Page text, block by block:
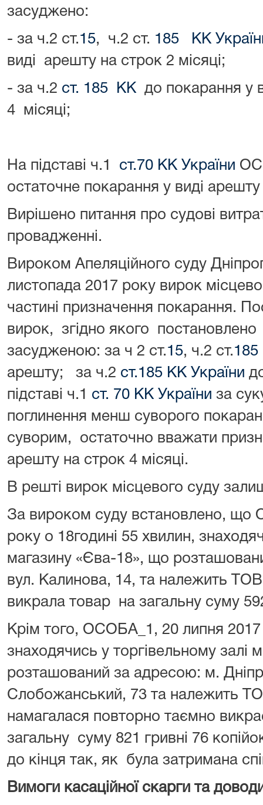
засуджено:
- за ч.2 ст.15, ч.2 ст. 185 КК
виді арешту на строк 2 місяці;
- за ч.2 ст. 185 ККдо покарання у
4 місяці;
На підставі ч.1 ст.70 КК України
остаточне покарання у виді арешту
Вирішено питання про судові
провадженні.
Вироком Апеляційного суду
листопада 2017 року вирок
частині призначення покарання.
вирок, згідно якого
засудженою: за ч 2 ст.15, ч.2 ст.185
арешту; за ч.2 ст.185 КК України
підставі ч.1 ст. 70 КК України за
поглинення менш суворого
суворим, остаточно вважати
арешту на строк 4 місяці.
В решті вирок місцевого суду
За вироком суду встановлено, що
року о 18годині 55 хвилин,
магазину «Єва-18», що
вул. Калинова, 14, та належить
викрала товар на загальну суму
Крім того, ОСОБА_1, 20 липня
знаходячись у торгівельному залі
розташований за адресою: м.
Слобожанський, 73 та належить
намагалася повторно таємно
загальну суму 821 гривні 76
до кінця так, як була затримана
Вимоги касаційної скарги та